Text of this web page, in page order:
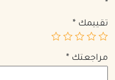
*
تقييمك *
مراجعتك *